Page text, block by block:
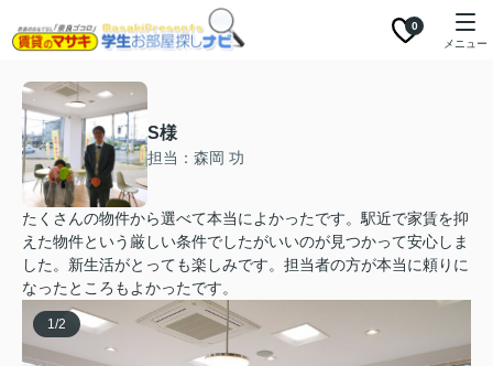
0
メニュー
S様
担当：森岡 功
たくさんの物件から選べて本当によかったです。駅近で家賃を抑
えた物件という厳しい条件でしたがいいのが見つかって安心しま
した。新生活がとっても楽しみです。担当者の方が本当に頼りに
なったところもよかったです。
1/2